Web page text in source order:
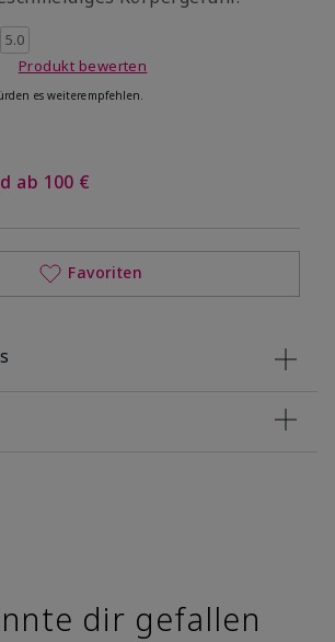
Rating
5.0
Produkt bewerten
es weiterempfehlen.
ab 100 €
Favoriten
dir gefallen